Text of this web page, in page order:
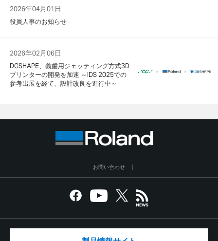
2026年04月01日
役員人事のお知らせ
2026年02月06日
DGSHAPE、義歯用ジェッティング方式3D
プリンターの開発を加速 ～IDS 2025での
参考出展を経て、設計改良を進行中～
お問い合わせ